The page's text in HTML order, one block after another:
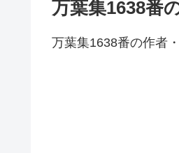
万葉集1638番
万葉集1638番の作者